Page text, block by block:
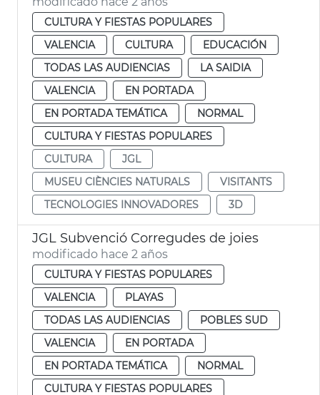
CULTURA Y FIESTAS POPULARES
VALENCIA
CULTURA
EDUCACIÓN
TODAS LAS AUDIENCIAS
LA SAIDIA
VALENCIA
EN PORTADA
EN PORTADA TEMÁTICA
NORMAL
CULTURA Y FIESTAS POPULARES
CULTURA
JGL
MUSEU CIÈNCIES NATURALS
VISITANTS
TECNOLOGIES INNOVADORES
3D
JGL Subvenció Corregudes de joies
modificado hace 2 años
CULTURA Y FIESTAS POPULARES
VALENCIA
PLAYAS
TODAS LAS AUDIENCIAS
POBLES SUD
VALENCIA
EN PORTADA
EN PORTADA TEMÁTICA
NORMAL
CULTURA Y FIESTAS POPULARES